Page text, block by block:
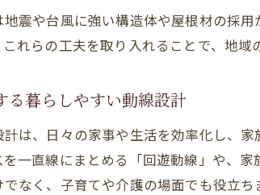
災
宮崎県
周
注
宮
震や台風に強い構造体や屋根材の採
れらの工夫を取り入れることで、地
る暮らしやすい動線設計
は、日々の家事や生活を効率化し、
一直線にまとめる「回遊動線」や、
なく、子育てや介護の場面でも役立ち